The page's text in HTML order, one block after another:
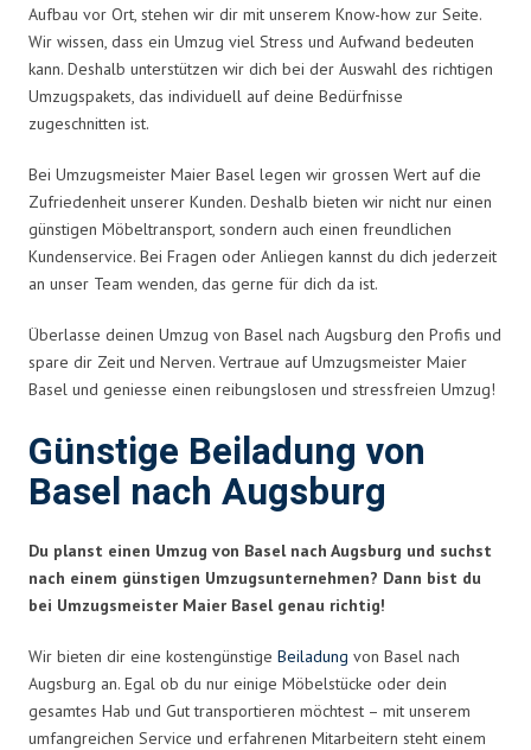
Aufbau vor Ort, stehen wir dir mit unserem Know-how zur Seite.
Wir wissen, dass ein Umzug viel Stress und Aufwand bedeuten
kann. Deshalb unterstützen wir dich bei der Auswahl des richtigen
Umzugspakets, das individuell auf deine Bedürfnisse
zugeschnitten ist.
Bei Umzugsmeister Maier Basel legen wir grossen Wert auf die
Zufriedenheit unserer Kunden. Deshalb bieten wir nicht nur einen
günstigen Möbeltransport, sondern auch einen freundlichen
Kundenservice. Bei Fragen oder Anliegen kannst du dich jederzeit
an unser Team wenden, das gerne für dich da ist.
Überlasse deinen Umzug von Basel nach Augsburg den Profis und
spare dir Zeit und Nerven. Vertraue auf Umzugsmeister Maier
Basel und geniesse einen reibungslosen und stressfreien Umzug!
Günstige Beiladung von
Basel nach Augsburg
Du planst einen Umzug von Basel nach Augsburg und suchst
nach einem günstigen Umzugsunternehmen? Dann bist du
bei Umzugsmeister Maier Basel genau richtig!
Wir bieten dir eine kostengünstige Beiladung von Basel nach
Augsburg an. Egal ob du nur einige Möbelstücke oder dein
gesamtes Hab und Gut transportieren möchtest – mit unserem
umfangreichen Service und erfahrenen Mitarbeitern steht einem